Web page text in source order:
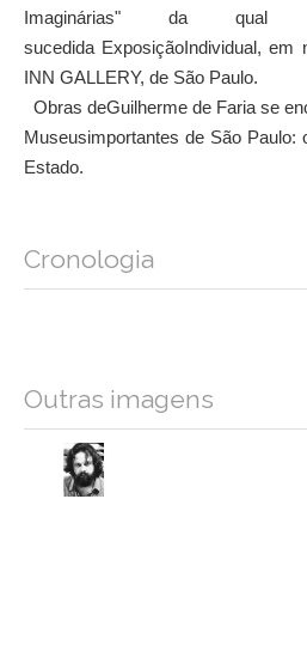
Imaginárias" da
sucedida ExposiçãoIndividual, em
INN GALLERY, de São Paulo.
Obras deGuilherme de Faria se
Museusimportantes de São
Estado.
Cronologia
Outras imagens